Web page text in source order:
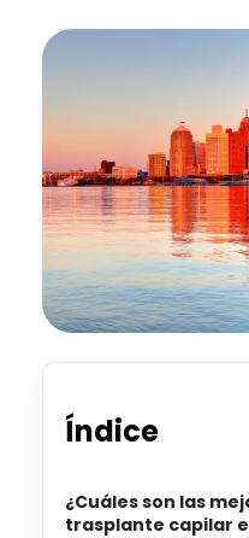
Índice
¿Cuáles son las
trasplante capilar